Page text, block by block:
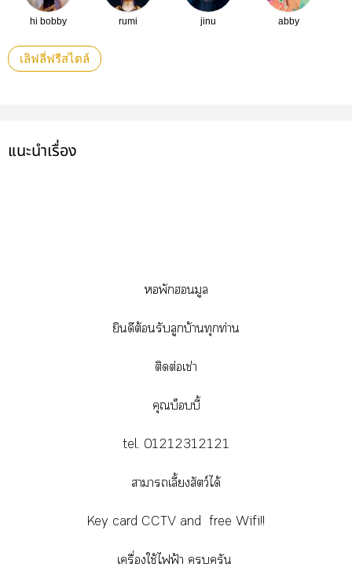
hi bobby rumi jinu abby
เลิฟลี่ฟรีสไตล์
แนะนำเรื่อง
หอพักฮอนมูล
ยินดีต้อนรับลูกบ้านทุกท่าน
ติดต่อเช่า
คุณบ็อบบี้
tel. 01212312121
สามารถเลี้ยงสัตว์ได้
Key card CCTV and free Wifi!!
เครื่องใช้ไฟฟ้า ครบครัน